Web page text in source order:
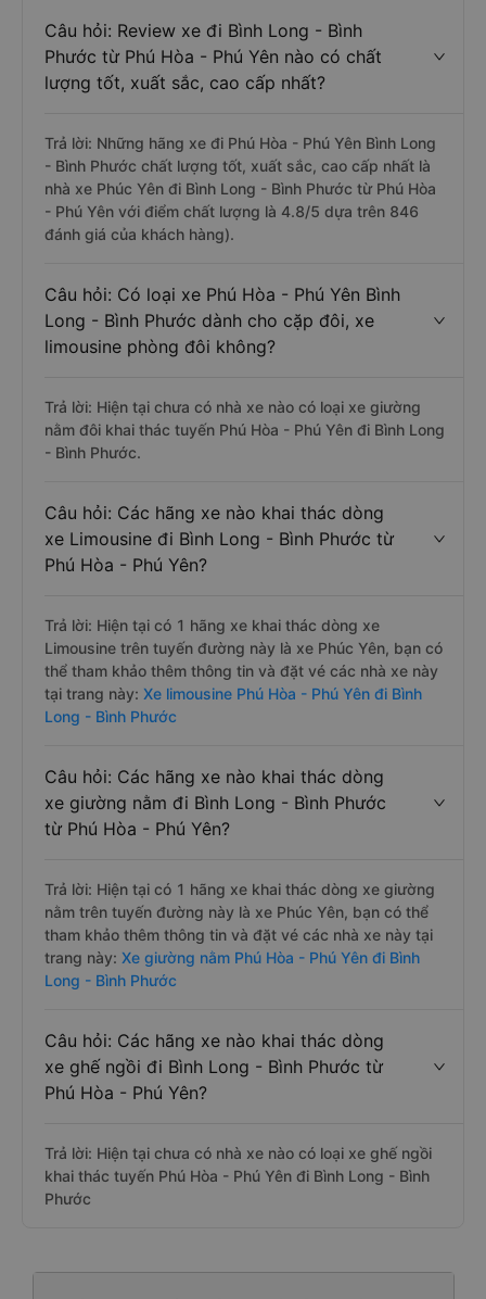
Câu hỏi: Review xe đi Bình Long - Bình
Phước từ Phú Hòa - Phú Yên nào có chất
lượng tốt, xuất sắc, cao cấp nhất?
Trả lời: Những hãng xe đi Phú Hòa - Phú Yên Bình Long
- Bình Phước chất lượng tốt, xuất sắc, cao cấp nhất là
nhà xe Phúc Yên đi Bình Long - Bình Phước từ Phú Hòa
- Phú Yên với điểm chất lượng là 4.8/5 dựa trên 846
đánh giá của khách hàng).
Câu hỏi: Có loại xe Phú Hòa - Phú Yên Bình
Long - Bình Phước dành cho cặp đôi, xe
limousine phòng đôi không?
Trả lời: Hiện tại chưa có nhà xe nào có loại xe giường
nằm đôi khai thác tuyến Phú Hòa - Phú Yên đi Bình Long
- Bình Phước.
Câu hỏi: Các hãng xe nào khai thác dòng
xe Limousine đi Bình Long - Bình Phước từ
Phú Hòa - Phú Yên?
Trả lời: Hiện tại có 1 hãng xe khai thác dòng xe
Limousine trên tuyến đường này là xe Phúc Yên, bạn có
thể tham khảo thêm thông tin và đặt vé các nhà xe này
tại trang này: Xe limousine Phú Hòa - Phú Yên đi Bình
Long - Bình Phước
Câu hỏi: Các hãng xe nào khai thác dòng
xe giường nằm đi Bình Long - Bình Phước
từ Phú Hòa - Phú Yên?
Trả lời: Hiện tại có 1 hãng xe khai thác dòng xe giường
nằm trên tuyến đường này là xe Phúc Yên, bạn có thể
tham khảo thêm thông tin và đặt vé các nhà xe này tại
trang này: Xe giường nằm Phú Hòa - Phú Yên đi Bình
Long - Bình Phước
Câu hỏi: Các hãng xe nào khai thác dòng
xe ghế ngồi đi Bình Long - Bình Phước từ
Phú Hòa - Phú Yên?
Trả lời: Hiện tại chưa có nhà xe nào có loại xe ghế ngồi
khai thác tuyến Phú Hòa - Phú Yên đi Bình Long - Bình
Phước